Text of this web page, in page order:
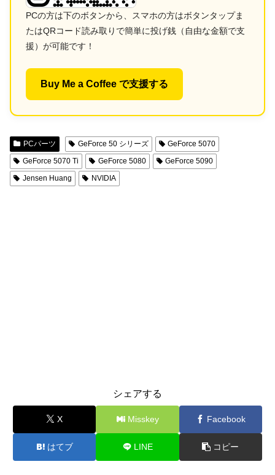
PCの方は下のボタンから、スマホの方はボタンタップま
たはQRコード読み取りで簡単に投げ銭（自由な金額で支
援）が可能です！
Buy Me a Coffee で支援する
PCパーツ GeForce 50 シリーズ
GeForce 5070
GeForce 5070 Ti
GeForce 5080
GeForce 5090
Jensen Huang
NVIDIA
シェアする
X Misskey Facebook
はてブ LINE コピー